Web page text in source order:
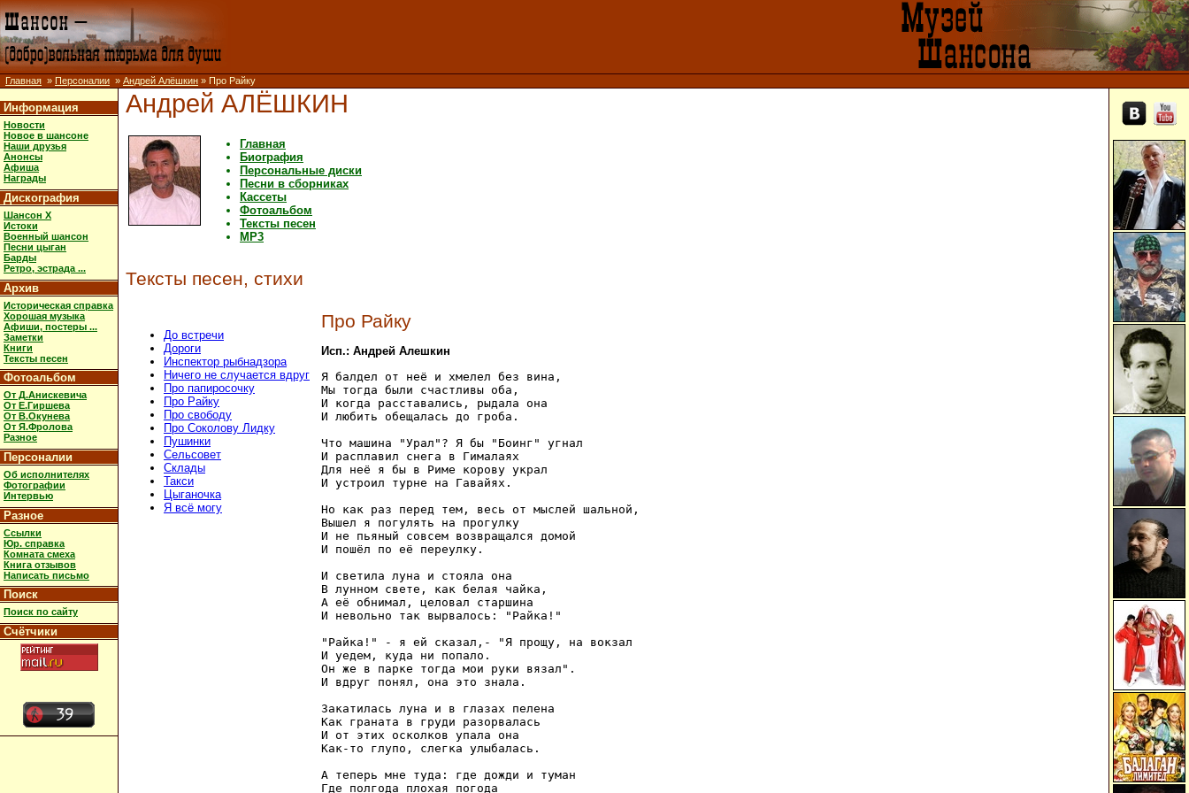
Главная » Персоналии » Андрей Алёшкин » Про Райку
Информация
Новости
Новое в шансоне
Наши друзья
Анонсы
Афиша
Награды
Дискография
Шансон X
Истоки
Военный шансон
Песни цыган
Барды
Ретро, эстрада ...
Архив
Историческая справка
Хорошая музыка
Афиши, постеры ...
Заметки
Книги
Тексты песен
Фотоальбом
От Д.Анискевича
От Е.Гиршева
От В.Окунева
От Я.Фролова
Разное
Персоналии
Об исполнителях
Фотографии
Интервью
Разное
Ссылки
Юр. справка
Комната смеха
Книга отзывов
Написать письмо
Поиск
Поиск по сайту
Счётчики
Андрей АЛЁШКИН
Главная
Биография
Персональные диски
Песни в сборниках
Кассеты
Фотоальбом
Тексты песен
MP3
Тексты песен, стихи
До встречи
Дороги
Инспектор рыбнадзора
Ничего не случается вдруг
Про папиросочку
Про Райку
Про свободу
Про Соколову Лидку
Пушинки
Сельсовет
Склады
Такси
Цыганочка
Я всё могу
Про Райку
Исп.: Андрей Алешкин
Я балдел от неё и хмелел без вина,
Мы тогда были счастливы оба,
И когда расставались, рыдала она
И любить обещалась до гроба.
Что машина "Урал"? Я бы "Боинг" угнал
И расплавил снега в Гималаях
Для неё я бы в Риме корову украл
И устроил турне на Гавайях.
Но как раз перед тем, весь от мыслей шальной,
Вышел я погулять на прогулку
И не пьяный совсем возвращался домой
И пошёл по её переулку.
И светила луна и стояла она
В лунном свете, как белая чайка,
А её обнимал, целовал старшина
И невольно так вырвалось: "Райка!"
"Райка!" - я ей сказал,- "Я прощу, на вокзал
И уедем, куда ни попало.
Он же в парке тогда мои руки вязал".
И вдруг понял, она это знала.
Закатилась луна и в глазах пелена
Как граната в груди разорвалась
И от этих осколков упала она
Как-то глупо, слегка улыбалась.
А теперь мне туда: где дожди и туман
Где полгода плохая погода